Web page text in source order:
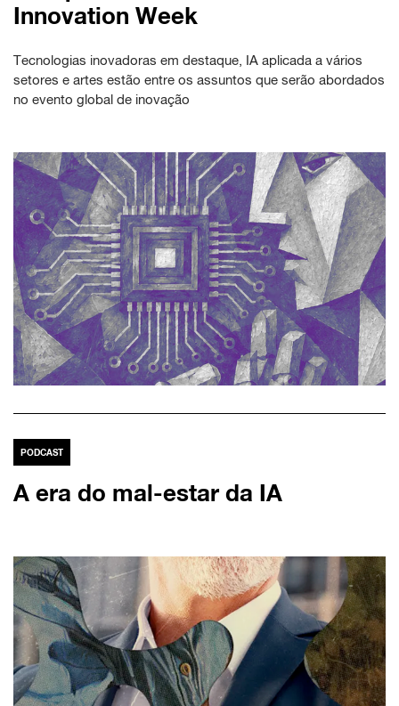
Innovation Week
Tecnologias inovadoras em destaque, IA aplicada a vários
setores e artes estão entre os assuntos que serão abordados
no evento global de inovação
PODCAST
A era do mal-estar da IA